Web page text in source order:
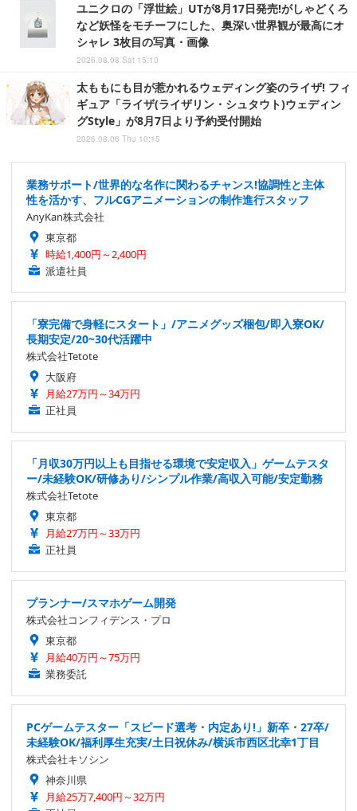
ユニクロの「浮世絵」UTが8月17日発売!がしゃどくろ
など妖怪をモチーフにした、奥深い世界観が最高にオ
シャレ 3枚目の写真・画像
2026.08.08 Sat 15:10
太ももにも目が惹かれるウェディング姿のライザ! フィ
ギュア「ライザ(ライザリン・シュタウト)ウェディン
グStyle」が8月7日より予約受付開始
2026.08.06 Thu 10:15
業務サポート/世界的な名作に関わるチャンス!協調性と主体
性を活かす、フルCGアニメーションの制作進行スタッフ
AnyKan株式会社
東京都
時給1,400円～2,400円
派遣社員
「寮完備で身軽にスタート」/アニメグッズ梱包/即入寮OK/
長期安定/20~30代活躍中
株式会社Tetote
大阪府
月給27万円～34万円
正社員
「月収30万円以上も目指せる環境で安定収入」ゲームテスタ
ー/未経験OK/研修あり/シンプル作業/高収入可能/安定勤務
株式会社Tetote
東京都
月給27万円～33万円
正社員
プランナー/スマホゲーム開発
株式会社コンフィデンス・プロ
東京都
月給40万円～75万円
業務委託
PCゲームテスター「スピード選考・内定あり!」新卒・27卒/
未経験OK/福利厚生充実/土日祝休み/横浜市西区北幸1丁目
株式会社キソシン
神奈川県
月給25万7,400円～32万円